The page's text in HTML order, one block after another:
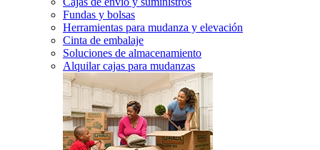
Fundas y bolsas
Herramientas para mudanza y elevación
Cinta de embalaje
Soluciones de almacenamiento
Alquilar cajas para mudanzas